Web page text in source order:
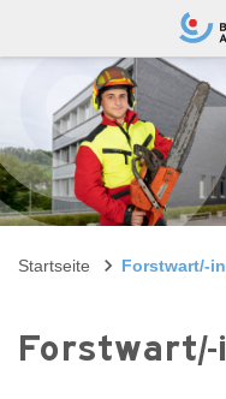
Navigieren auf
Startseite Forstwart/-